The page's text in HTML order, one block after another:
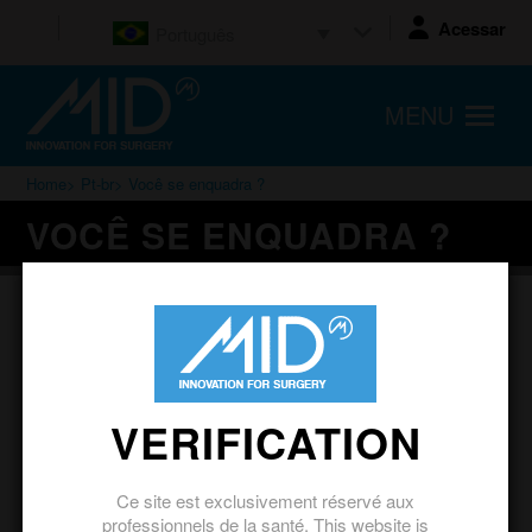
Acessar
MENU
Home Pt-br > Você se enquadra ?
VOCÊ SE ENQUADRA ?
QUAL É A FRONTEIRA ENTRE
UM SIMPLES SOBREPESO E A
VERDADEIRA OBESIDADE ?
(IMC), que leva em conta a relação do peso e a altura de uma
VERIFICATION
Ce site est exclusivement réservé aux
professionnels de la santé. This website is